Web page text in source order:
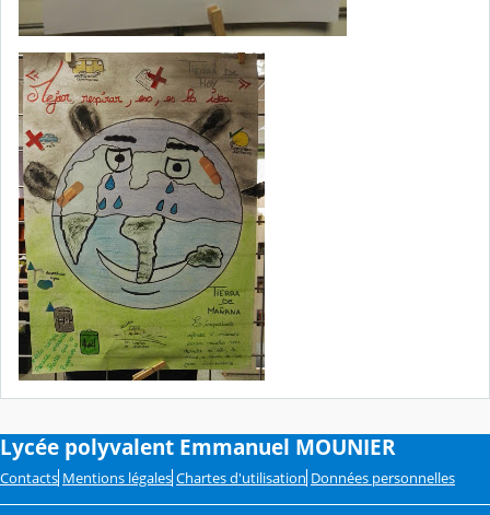
Lycée polyvalent Emmanuel MOUNIER
Contacts Mentions légales Chartes d'utilisation Données personnelles